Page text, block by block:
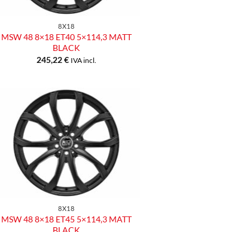
8X18
MSW 48 8×18 ET40 5×114,3 MATT
BLACK
245,22€ IVA incl.
Aggiungi
alla lista
dei
desideri
8X18
MSW 48 8×18 ET45 5×114,3 MATT